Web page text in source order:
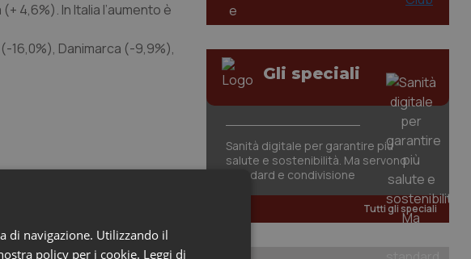
4,6%). In Italia l’aumento è
16,0%), Danimarca (-9,9%),
Gli speciali
Sanità digitale per garantire più
salute e sostenibilità. Ma servono
standard e condivisione
Tutti gli speciali
di navigazione. Utilizzando il
policy per i cookie. Leggi di